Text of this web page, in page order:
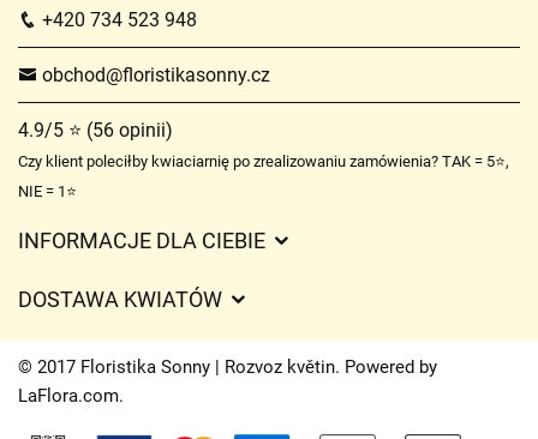
+420 734 523 948
obchod@floristikasonny.cz
4.9/5 ⭐ (56 opinii)
Czy klient poleciłby kwiaciarnię po zrealizowaniu zamówienia? TAK = 5⭐,
NIE = 1⭐
INFORMACJE DLA CIEBIE
Czasy dostawy kwiatów – przegląd możliwości
DOSTAWA KWIATÓW
Opłaty za dostawę
Gdzie dostarczamy kwiaty
© 2017 Floristika Sonny | Rozvoz květin. Powered by
LaFlora.com.